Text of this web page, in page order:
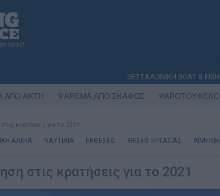
ΘΕΣΣΑΛΟΝΙΚΗ BOAT &
ΑΠΟ ΑΚΤΗ ΨΑΡΕΜΑ ΑΠΟ ΣΚΑΦΟΣ ΨΑΡΟΤΟΥΦΕΚΟ
κρατήσεις για το 2021
ΑΛΙΕΙΑ ΝΑΥΤΙΛΙΑ ΕΚΘΕΣΕΙΣ ΘΕΣΕΙΣ ΕΡΓΑΣΙΑΣ
στις κρατήσεις για το 2021